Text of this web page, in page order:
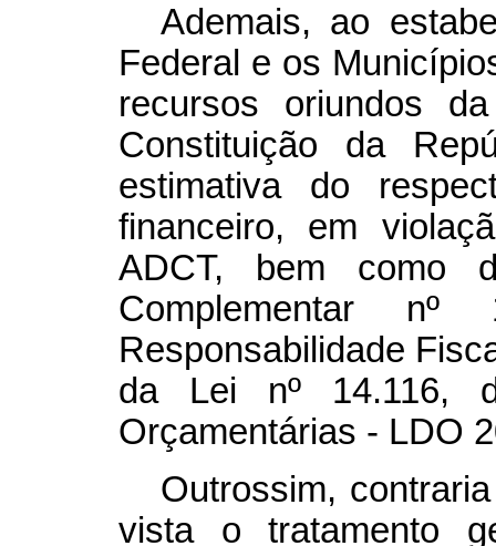
Ademais, ao
Federal e os
recursos oriundos
Constituição da
estimativa do
financeiro, em
ADCT, bem
Complementar
Responsabilidade
da Lei nº 14.116,
Orçamentárias - LDO
Outrossim,
vista o tratamento